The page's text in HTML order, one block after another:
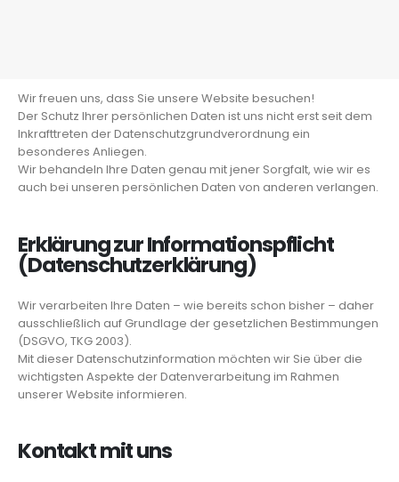
Wir freuen uns, dass Sie unsere Website besuchen!
Der Schutz Ihrer persönlichen Daten ist uns nicht erst seit dem
Inkrafttreten der Datenschutzgrundverordnung ein
besonderes Anliegen.
Wir behandeln Ihre Daten genau mit jener Sorgfalt, wie wir es
auch bei unseren persönlichen Daten von anderen verlangen.
Erklärung zur Informationspflicht
(Datenschutzerklärung)
Wir verarbeiten Ihre Daten – wie bereits schon bisher – daher
ausschließlich auf Grundlage der gesetzlichen Bestimmungen
(DSGVO, TKG 2003).
Mit dieser Datenschutzinformation möchten wir Sie über die
wichtigsten Aspekte der Datenverarbeitung im Rahmen
unserer Website informieren.
Kontakt mit uns